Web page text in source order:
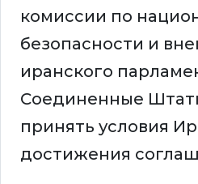
комиссии по
безопасности и
иранского
Соединенные
принять условия
достижения